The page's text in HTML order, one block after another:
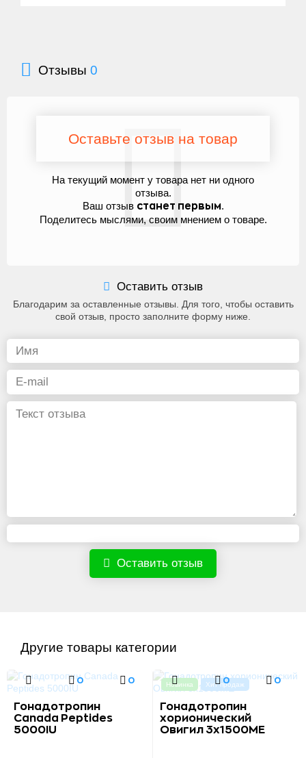
Отзывы 0
Оставьте отзыв на товар
На текущий момент у товара нет ни одного
отзыва.
Ваш отзыв станет первым.
Поделитесь мыслями, своим мнением о товаре.
Оставить отзыв
Благодарим за оставленные отзывы. Для того, чтобы оставить
свой отзыв, просто заполните форму ниже.
Оставить отзыв
Другие товары категории
0 0
Гонадотропин
Canada Peptides
5000IU
Новинка Хит продаж
0 0
Гонадотропин
хорионический
Овигил 3x1500МЕ